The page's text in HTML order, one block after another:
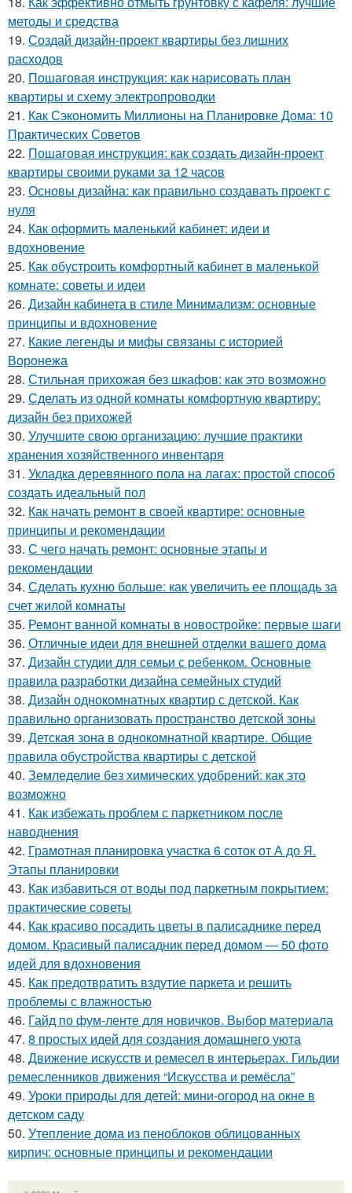
методы и средства
19. Создай дизайн-проект квартиры без лишних
расходов
20. Пошаговая инструкция: как нарисовать план
квартиры и схему электропроводки
21. Как Сэкономить Миллионы на Планировке Дома: 10
Практических Советов
22. Пошаговая инструкция: как создать дизайн-проект
квартиры своими руками за 12 часов
23. Основы дизайна: как правильно создавать проект с
нуля
24. Как оформить маленький кабинет: идеи и
вдохновение
25. Как обустроить комфортный кабинет в маленькой
комнате: советы и идеи
26. Дизайн кабинета в стиле Минимализм: основные
принципы и вдохновение
27. Какие легенды и мифы связаны с историей
Воронежа
28. Стильная прихожая без шкафов: как это возможно
29. Сделать из одной комнаты комфортную квартиру:
дизайн без прихожей
30. Улучшите свою организацию: лучшие практики
хранения хозяйственного инвентаря
31. Укладка деревянного пола на лагах: простой способ
создать идеальный пол
32. Как начать ремонт в своей квартире: основные
принципы и рекомендации
33. С чего начать ремонт: основные этапы и
рекомендации
34. Сделать кухню больше: как увеличить ее площадь за
счет жилой комнаты
35. Ремонт ванной комнаты в новостройке: первые шаги
36. Отличные идеи для внешней отделки вашего дома
37. Дизайн студии для семьи с ребенком. Основные
правила разработки дизайна семейных студий
38. Дизайн однокомнатных квартир с детской. Как
правильно организовать пространство детской зоны
39. Детская зона в однокомнатной квартире. Общие
правила обустройства квартиры с детской
40. Земледелие без химических удобрений: как это
возможно
41. Как избежать проблем с паркетником после
наводнения
42. Грамотная планировка участка 6 соток от А до Я.
Этапы планировки
43. Как избавиться от воды под паркетным покрытием:
практические советы
44. Как красиво посадить цветы в палисаднике перед
домом. Красивый палисадник перед домом — 50 фото
идей для вдохновения
45. Как предотвратить вздутие паркета и решить
проблемы с влажностью
46. Гайд по фум-ленте для новичков. Выбор материала
47. 8 простых идей для создания домашнего уюта
48. Движение искусств и ремесел в интерьерах. Гильдии
ремесленников движения “Искусства и ремёсла”
49. Уроки природы для детей: мини-огород на окне в
детском саду
50. Утепление дома из пеноблоков облицованных
кирпич: основные принципы и рекомендации